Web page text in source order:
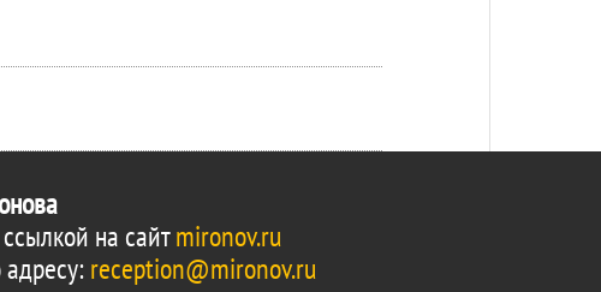
на сайтmironov.ru
reception@mironov.ru